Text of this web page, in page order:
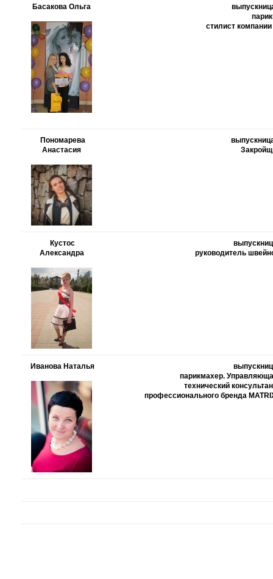
Басакова Ольга
стилист
Пономарева
Анастасия
Кустос
Александра
руководитель
Иванова Наталья
парикмахер.
технический
профессионального бренда